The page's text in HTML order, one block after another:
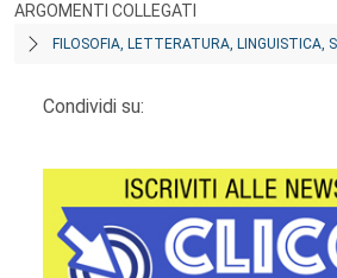
ARGOMENTI COLLEGATI
FILOSOFIA, LETTERATURA, LINGUISTICA,
Condividi su: